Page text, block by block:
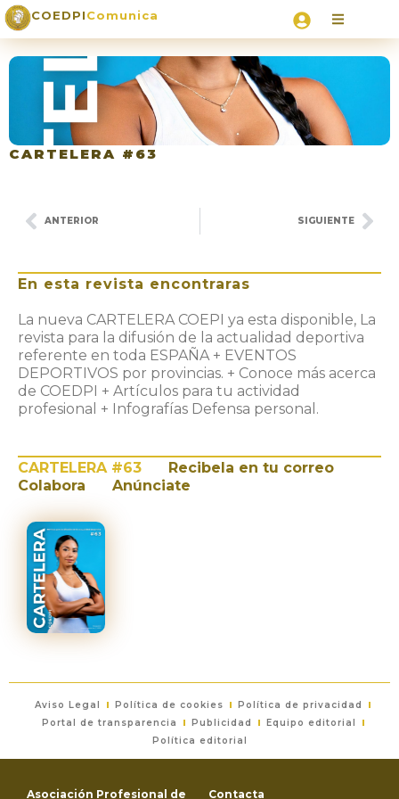
COEDPIComunica
CARTELERA #63
ANTERIOR SIGUIENTE
En esta revista encontraras
La nueva CARTELERA COEPI ya esta disponible, La
revista para la difusión de la actualidad deportiva
referente en toda ESPAÑA + EVENTOS
DEPORTIVOS por provincias. + Conoce más acerca
de COEDPI + Artículos para tu actividad
profesional + Infografías Defensa personal.
CARTELERA #63
Recibela en tu correo
Colabora
Anúnciate
Aviso Legal Política de cookies
Política de privacidad
Portal de transparencia
Publicidad
Equipo editorial
Política editorial
Asociación Profesional de Contacta